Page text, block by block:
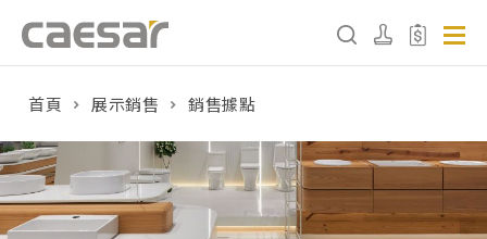
產品分類
首頁 展示銷售 銷售據點